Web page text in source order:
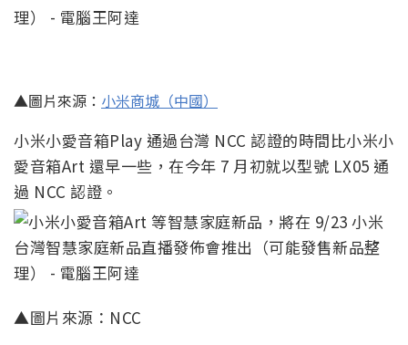
▲圖片來源： 小米商城（中國）
小米小愛音箱Play 通過台灣 NCC 認證的時間比小米小
愛音箱Art 還早一些，在今年 7 月初就以型號 LX05 通
過 NCC 認證。
▲圖片來源：NCC